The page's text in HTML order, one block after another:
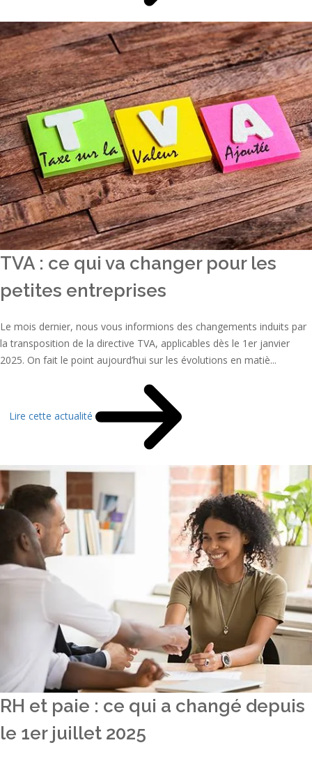
TVA : ce qui va changer pour les
petites entreprises
Le mois dernier, nous vous informions des changements induits par
la transposition de la directive TVA, applicables dès le 1er janvier
2025. On fait le point aujourd’hui sur les évolutions en matiè...
Lire cette actualité
RH et paie : ce qui a changé depuis
le 1er juillet 2025